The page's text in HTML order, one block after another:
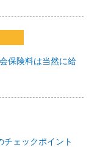
保険料は当然に給
ェックポイント